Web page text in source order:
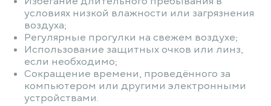
условиях низкой влажности или загрязнения
воздуха;
Регулярные прогулки на свежем воздухе;
Использование защитных очков или линз,
если необходимо;
Сокращение времени, проведённого за
компьютером или другими электронными
устройствами.